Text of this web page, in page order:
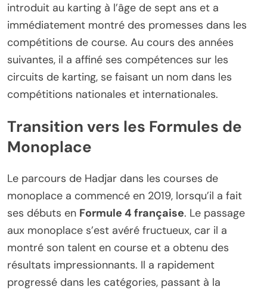
introduit au karting à l’âge de sept ans et a
immédiatement montré des promesses dans les
compétitions de course. Au cours des années
suivantes, il a affiné ses compétences sur les
circuits de karting, se faisant un nom dans les
compétitions nationales et internationales.
Transition vers les Formules de
Monoplace
Le parcours de Hadjar dans les courses de
monoplace a commencé en 2019, lorsqu’il a fait
ses débuts en Formule 4 française. Le passage
aux monoplace s’est avéré fructueux, car il a
montré son talent en course et a obtenu des
résultats impressionnants. Il a rapidement
progressé dans les catégories, passant à la